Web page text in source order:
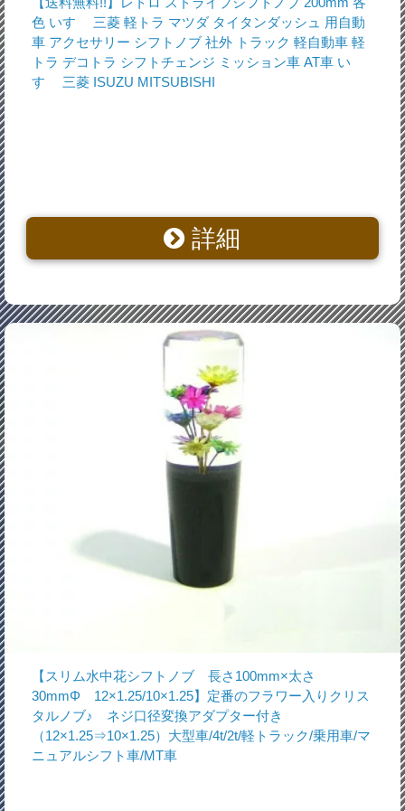
色 いすゞ 三菱 軽トラ マツダ タイタンダッシュ 用自動
車 アクセサリー シフトノブ 社外 トラック 軽自動車 軽
トラ デコトラ シフトチェンジ ミッション車 AT車 い
すゞ 三菱 ISUZU MITSUBISHI
詳細
【スリム水中花シフトノブ 長さ100mm×太さ
30mmΦ 12×1.25/10×1.25】定番のフラワー入りクリス
タルノブ♪ ネジ口径変換アダプター付き
（12×1.25⇒10×1.25）大型車/4t/2t/軽トラック/乗用車/マ
ニュアルシフト車/MT車